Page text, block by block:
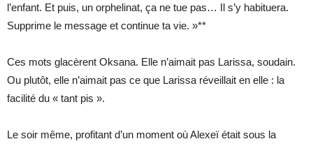
l’enfant. Et puis, un orphelinat, ça ne tue pas… Il s’y habituera.
Supprime le message et continue ta vie. »**
Ces mots glacèrent Oksana. Elle n’aimait pas Larissa, soudain.
Ou plutôt, elle n’aimait pas ce que Larissa réveillait en elle : la
facilité du « tant pis ».
Le soir même, profitant d’un moment où Alexeï était sous la